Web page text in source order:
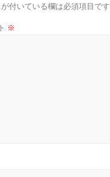
が付いている欄は必須項目です
※